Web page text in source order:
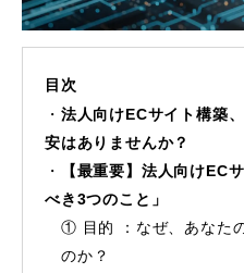
目次
法人向けECサイト構築
安はありませんか？
【最重要】法人向けEC
べき3つのこと」
① 目的 ：なぜ、あなた
のか？